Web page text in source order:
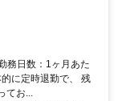
務日数：1ヶ月あた
に定時退勤で、 残
てお...